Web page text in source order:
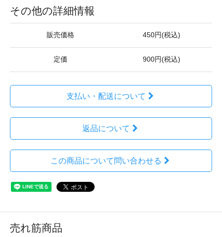
その他の詳細情報
販売価格 450円(税込)
定価 900円(税込)
支払い・配送について
返品について
この商品について問い合わせる
売れ筋商品